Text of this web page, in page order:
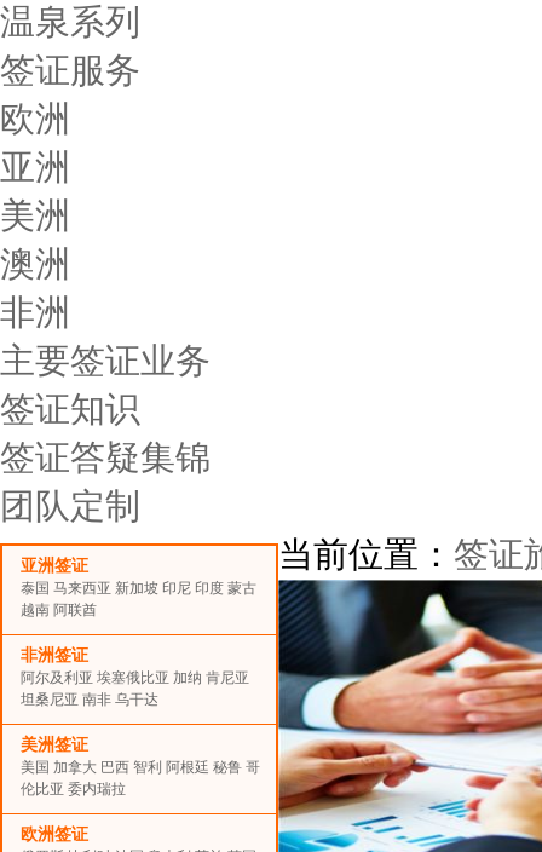
温泉系列
签证服务
欧洲
亚洲
美洲
澳洲
非洲
主要签证业务
签证知识
签证答疑集锦
团队定制
亚洲签证
泰国 马来西亚 新加坡 印尼 印度 蒙古
越南 阿联酋
非洲签证
阿尔及利亚 埃塞俄比亚 加纳 肯尼亚
坦桑尼亚 南非 乌干达
美洲签证
美国 加拿大 巴西 智利 阿根廷 秘鲁 哥
伦比亚 委内瑞拉
欧洲签证
当前位置： 签证